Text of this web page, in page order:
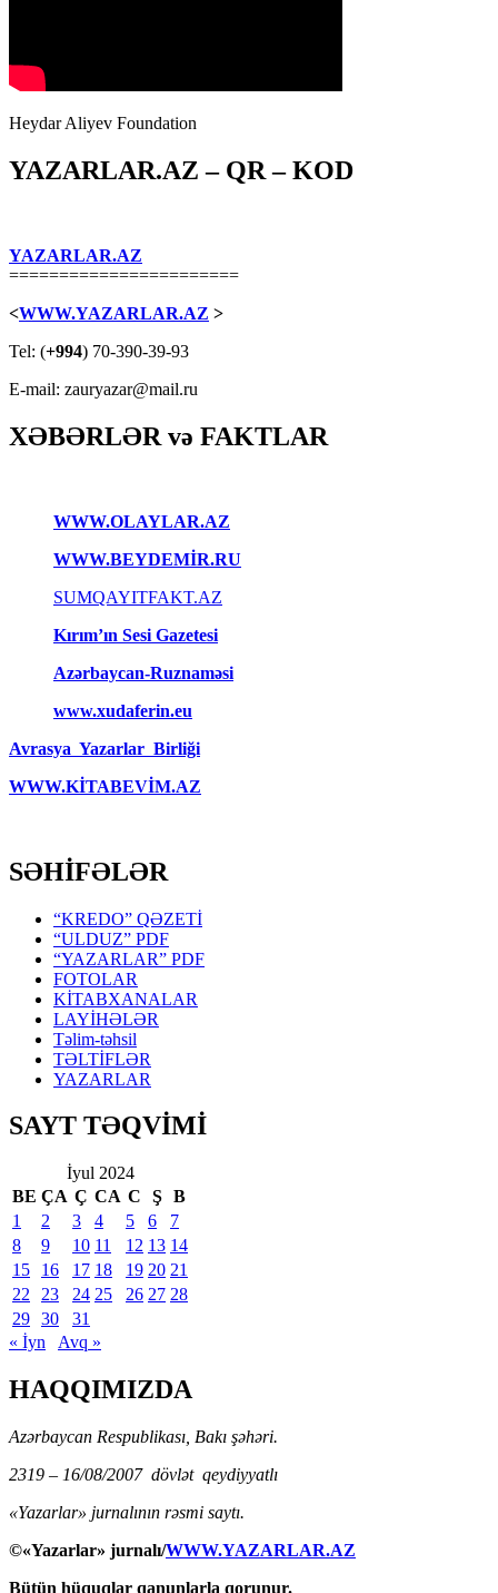
Heydar Aliyev Foundation
YAZARLAR.AZ – QR – KOD
YAZARLAR.AZ
=======================
<WWW.YAZARLAR.AZ >
Tel: (+994) 70-390-39-93
E-mail: zauryazar@mail.ru
XƏBƏRLƏR və FAKTLAR
WWW.OLAYLAR.AZ
WWW.BEYDEMİR.RU
SUMQAYITFAKT.AZ
Kırım’ın Sesi Gazetesi
Azərbaycan-Ruznaməsi
www.xudaferin.eu
Avrasya Yazarlar Birliği
WWW.KİTABEVİM.AZ
SƏHİFƏLƏR
“KREDO” QƏZETİ
“ULDUZ” PDF
“YAZARLAR” PDF
FOTOLAR
KİTABXANALAR
LAYİHƏLƏR
Təlim-təhsil
TƏLTİFLƏR
YAZARLAR
SAYT TƏQVİMİ
İyul 2024
BE ÇA Ç CA C Ş
B
1
2 3 4 5 6
7
8
9 10 11 12 13 14
15
16 17 18 19 20 21
22
23 24 25 26 27 28
29 30
31
« İyn
Avq »
HAQQIMIZDA
Azərbaycan Respublikası, Bakı şəhəri.
2319 – 16/08/2007 dövlət qeydiyyatlı
«Yazarlar» jurnalının rəsmi saytı.
©«Yazarlar» jurnalı/WWW.YAZARLAR.AZ
Bütün hüquqlar qanunlarla qorunur.